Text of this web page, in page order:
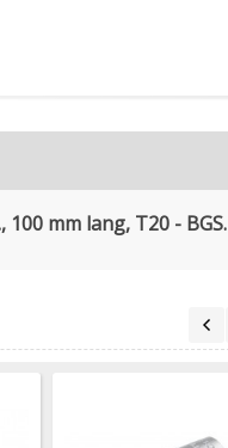
mm lang, T20 - BGS.